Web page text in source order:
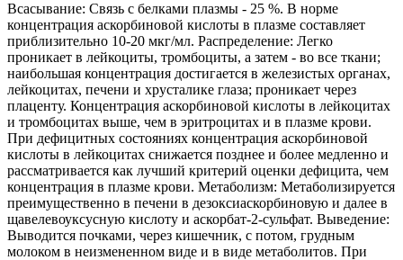
Всасывание: Связь с белками плазмы - 25 %. В норме
концентрация аскорбиновой кислоты в плазме составляет
приблизительно 10-20 мкг/мл. Распределение: Легко
проникает в лейкоциты, тромбоциты, а затем - во все ткани;
наибольшая концентрация достигается в железистых органах,
лейкоцитах, печени и хрусталике глаза; проникает через
плаценту. Концентрация аскорбиновой кислоты в лейкоцитах
и тромбоцитах выше, чем в эритроцитах и в плазме крови.
При дефицитных состояниях концентрация аскорбиновой
кислоты в лейкоцитах снижается позднее и более медленно и
рассматривается как лучший критерий оценки дефицита, чем
концентрация в плазме крови. Метаболизм: Метаболизируется
преимущественно в печени в дезоксиаскорбиновую и далее в
щавелевоуксусную кислоту и аскорбат-2-сульфат. Выведение:
Выводится почками, через кишечник, с потом, грудным
молоком в неизмененном виде и в виде метаболитов. При